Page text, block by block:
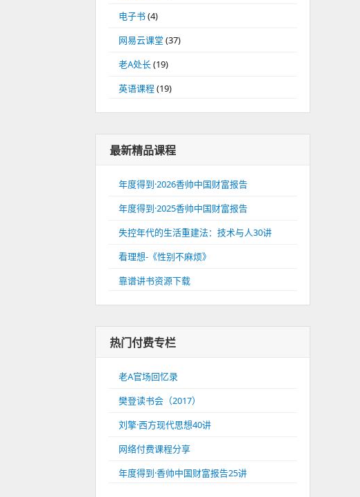
电子书(4)
网易云课堂 (37)
老A处长(19)
英语课程(19)
最新精品课程
年度得到·2026香帅中国财富报告
年度得到·2025香帅中国财富报告
失控年代的生活重建法：技术与人30讲
看理想-《性别不麻烦》
靠谱讲书资源下载
热门付费专栏
老A官场回忆录
樊登读书会（2017）
刘擎·西方现代思想40讲
网络付费课程分享
年度得到·香帅中国财富报告25讲